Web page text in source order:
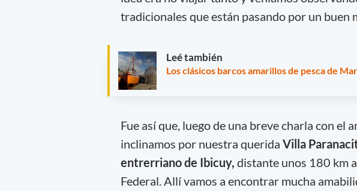
tradicionales que están pasando por un buen
Leé también
Los clásicos barcos amarillos de pesca de
Fue así que, luego de una breve charla con el
inclinamos por nuestra querida Villa
entrerriano de Ibicuy, distante unos 180 km
Federal. Allí vamos a encontrar mucha